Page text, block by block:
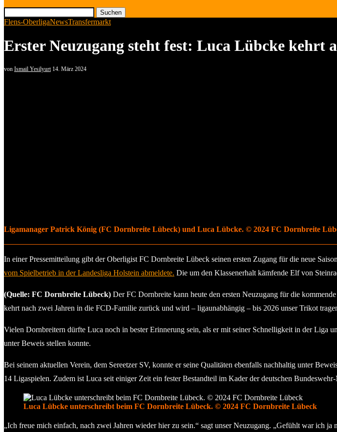
Suchen
Flens-OberligaNewsTransfermarkt
Erster Neuzugang steht fest: Luca Lübcke kehrt
von Ismail Yesilyurt 14. März 2024
Ligamanager Patrick König (FC Dornbreite Lübeck) und Luca Lübcke. © 2024 FC Dornbreite
In einer Pressemitteilung gibt der Oberligist FC Dornbreite Lübeck seinen ersten Zugang für die neue
vom Spielbetrieb in der Landesliga Holstein abmeldete. Die um den Klassenerhalt kämfende Elf von
(Quelle: FC Dornbreite Lübeck) Der FC Dornbreite kann heute den ersten Neuzugang für die
kehrt nach zwei Jahren in die FCD-Familie zurück und wird – ligaunabhängig – bis 2026 unser Trikot
Vielen Dornbreitern dürfte Luca noch in bester Erinnerung sein, als er mit seiner Schnelligkeit in der Liga
unter Beweis stellen konnte.
Bei seinem aktuellen Verein, dem Sereetzer SV, konnte er seine Qualitäten ebenfalls nachhaltig unter
14 Ligaspielen. Zudem ist Luca seit einiger Zeit ein fester Bestandteil im Kader der deutschen
Luca Lübcke unterschreibt beim FC Dornbreite Lübeck. © 2024 FC Dornbreite Lübeck
„Ich freue mich einfach, nach zwei Jahren wieder hier zu sein.“ sagt unser Neuzugang. „Gefühlt war ich